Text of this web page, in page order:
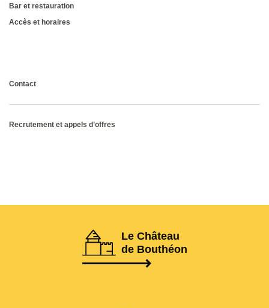
Bar et restauration
Accès et horaires
Contact
Recrutement et appels d’offres
Le Château
de Bouthéon